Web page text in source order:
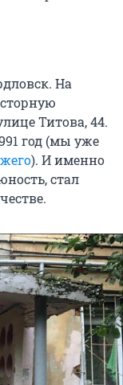
На
Титова, 44.
год (мы уже
). И именно
стал